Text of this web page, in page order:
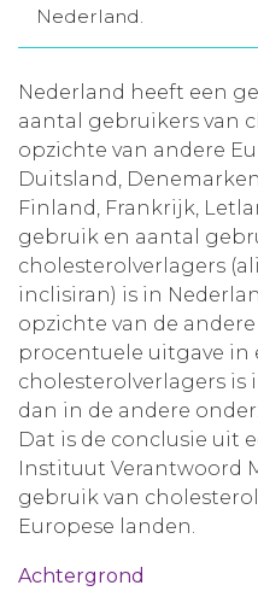
Toegang
Nederland.
Nederland heeft een
aantal gebruikers van
opzichte van andere
Duitsland,
Finland, Frankrijk,
gebruik en aantal
cholesterolverlagers
inclisiran) is in
opzichte van de
procentuele uitgave in
cholesterolverlagers is
dan in de andere
Dat is de conclusie uit
Instituut Verantwoord
gebruik van
Europese landen.
Achtergrond